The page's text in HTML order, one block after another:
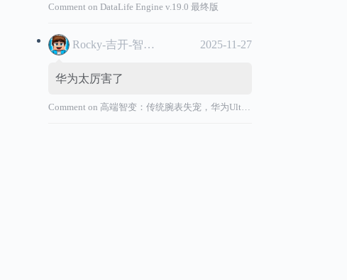
Comment onDataLife Engine v.19.0 最终版
Rocky-吉开-智能汽车 2025-11-27
华为太厉害了
Comment on高端智变：传统腕表失宠，华为Ultimate系列“价值超车”